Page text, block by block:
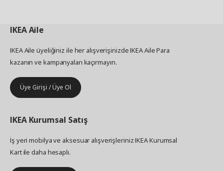
IKEAAile
IKEA Aile üyeliğiniz ile her alışverişinizde IKEA Aile Para
kazanın ve kampanyaları kaçırmayın.
Üye Girişi / Üye Ol
IKEA Kurumsal Satış
İş yeri mobilya ve aksesuar alışverişleriniz IKEA Kurumsal
Kart ile daha hesaplı.